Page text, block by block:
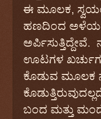
ಈ ಮೂಲಕ,
ಹಣದಿಂದ ಅಳೆಯದೇ
ಊಟಗಳ
ಕೊಡುವ ಮೂಲಕ
ಬಂದ ಮತ್ತು